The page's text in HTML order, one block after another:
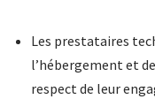
Les prestataires
l’hébergement et
respect de leur